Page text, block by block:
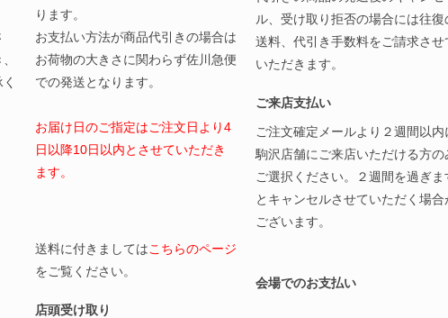
ります。
お支払い方法が商品代引きの場合は
お荷物の大きさに関わらず佐川急便
での発送となります。
お届け日のご指定はご注文日より4
日以降10日以内とさせていただき
ます。
送料に付きましてはこちらのページ
をご覧ください。
店頭受け取り
ル、受け取り拒否の場合には往復
送料、代引き手数料をご請求させ
いただきます。
ご来店支払い
ご注文確定メールより２週間以内
駒沢店舗にご来店いただける方の
ご選択ください。２週間を過ぎま
とキャンセルさせていただく場合
ございます。
会場でのお支払い